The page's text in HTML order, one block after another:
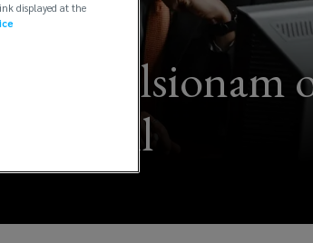
Impulsionam
Brasil
displayed at the